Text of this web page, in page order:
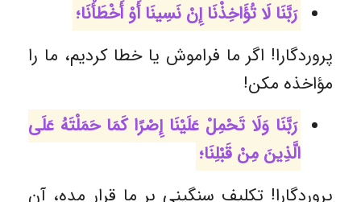
رَبَّنَا لَا تُؤَاخِذْنَا إِنْ نَسِينَا أَوْ أَخْطَأْنَا؛
پروردگارا! اگر ما فراموش یا خطا کردیم، ما را
مؤاخذه مکن!
رَبَّنَا وَلَا تَحْمِلْ عَلَيْنَا إِصْرًا كَمَا حَمَلْتَهُ عَلَى
الَّذِينَ مِنْ قَبْلِنَا؛
پروردگارا! تکلیف سنگینی بر ما قرار مده، آن